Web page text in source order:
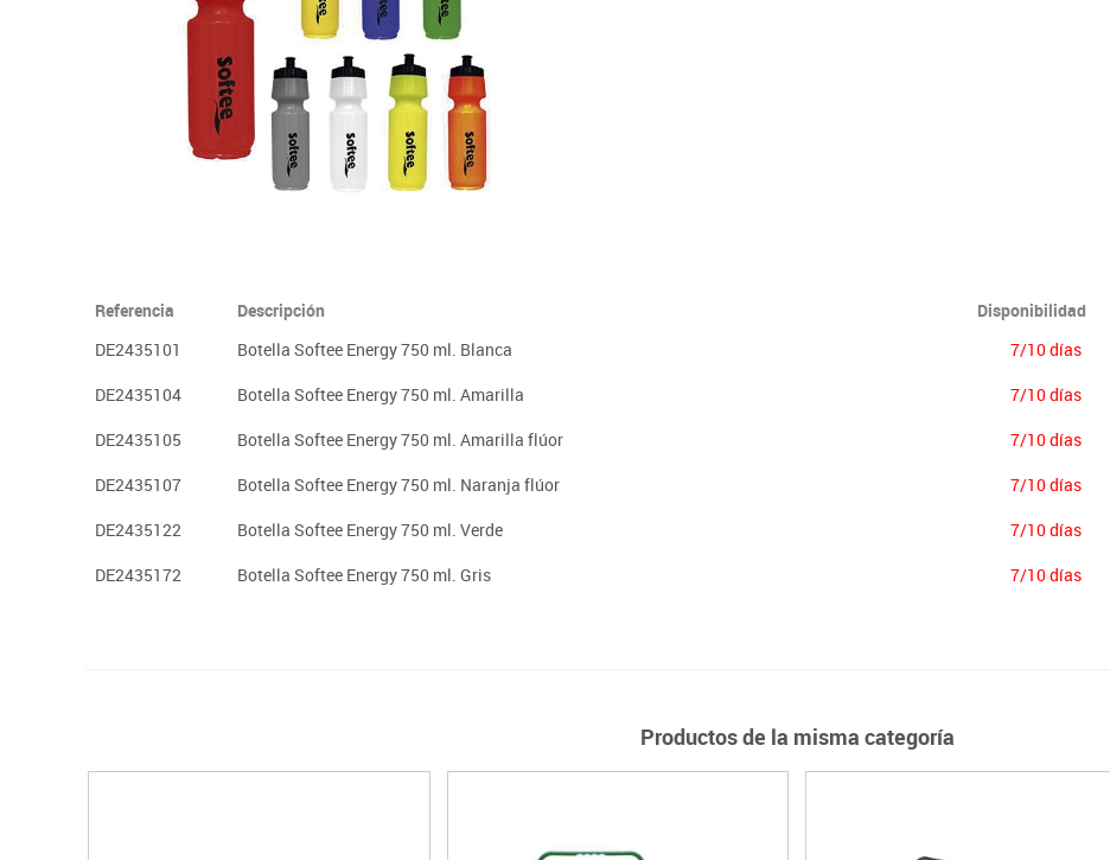
Plastifica, encuaderna, destruye
Papel y manipulados
Referencia Descripción Disponibilidad
DE2435101
Botella Softee Energy 750 ml. Blanca 7/10 días
DE2435104
Botella Softee Energy 750 ml. Amarilla 7/10 días
DE2435105
Botella Softee Energy 750 ml. Amarilla flúor 7/10 días
DE2435107
Botella Softee Energy 750 ml. Naranja flúor 7/10 días
DE2435122
Botella Softee Energy 750 ml. Verde 7/10 días
DE2435172
Botella Softee Energy 750 ml. Gris 7/10 días
Productos de la misma categoría